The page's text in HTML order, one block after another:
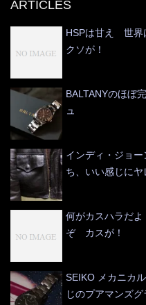
ARTICLES
HSPは甘え 世界
クソが！
BALTANYのほぼ
ュ
インディ・ジョ
ち、いい感じにヤ
何がカスハラだ
ぞ カスが！
SEIKO メカニカ
じのプアマンズ